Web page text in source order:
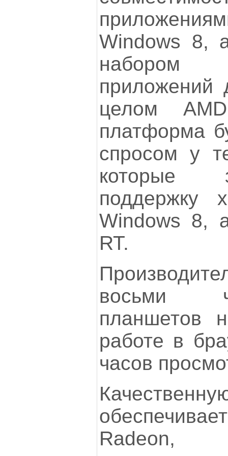
Windows 8,
приложений
целом
платформа
спросом у
которые
поддержку
Windows 8,
RT.
восьми
планшетов
работе в
часов
Radeon,